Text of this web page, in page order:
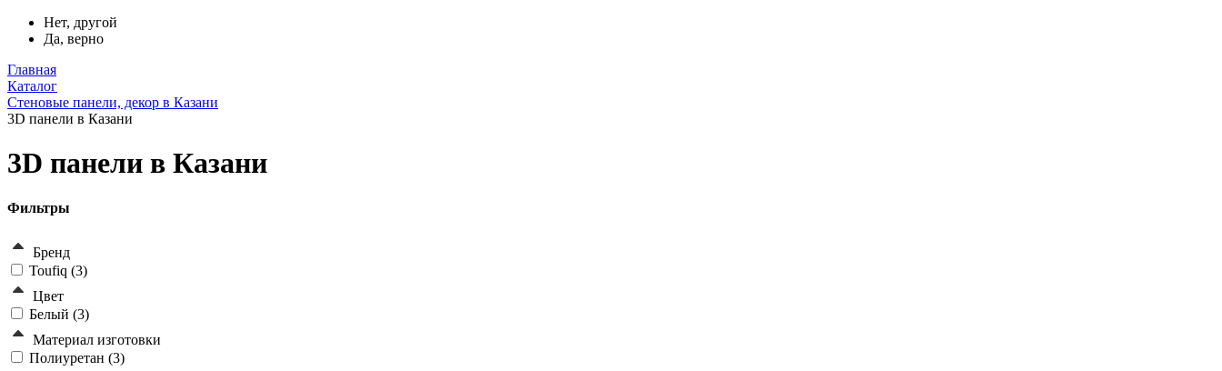
Нет, другой
Да, верно
Главная
Каталог
Стеновые панели, декор в Казани
3D панели в Казани
3D панели в Казани
Фильтры
Бренд
Toufiq (3)
Цвет
Белый (3)
Материал изготовки
Полиуретан (3)